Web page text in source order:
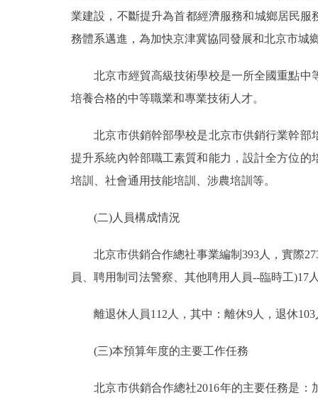
仲介服務
參與調查
走進北京
多語種
ENGLISH
DEUTSCH
ESPAÑOL
業建設，不斷提升為首都經濟服務和城鄉居民
務體系邁進，為加快京津冀協同發展和北京市城
北京市經貿高級技術學校是一所全國重點中
培養合格的中等職業和專業技術人才。
北京市供銷幹部學校是北京市供銷行業幹部
提升系統內幹部職工素質和能力，設計全方位
培訓、社會通用技能培訓、涉農培訓等。
(二)人員構成情況
北京市供銷合作總社事業編制393人，實際
員、聘用制司法警察、其他聘用人員--臨時工)17
離退休人員112人，其中：離休9人，退休103
(三)本預算年度的主要工作任務
北京市供銷合作總社2016年的主要任務是：